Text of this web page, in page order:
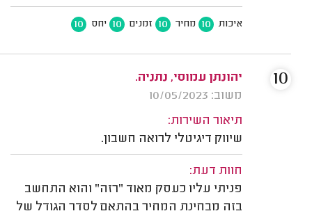
איכות 10 מחיר 10 זמנים 10 יחס 10
יהונתן עמוסי, נתניה.
משוב: 10/05/2023
תיאור השירות:
שיווק דיגיטלי לרואה חשבון.
חוות דעת:
פניתי עליו כעסק מאוד "רזה" והוא התחשב
בזה מבחינת המחיר בהתאם לסדר הגודל של
10